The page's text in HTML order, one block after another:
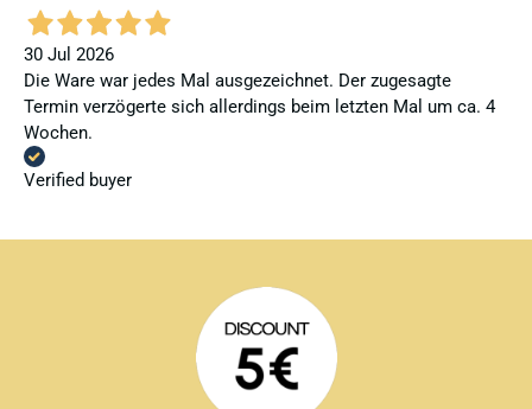
30 Jul 2026
Die Ware war jedes Mal ausgezeichnet. Der zugesagte
Termin verzögerte sich allerdings beim letzten Mal um ca. 4
Wochen.
Verified buyer